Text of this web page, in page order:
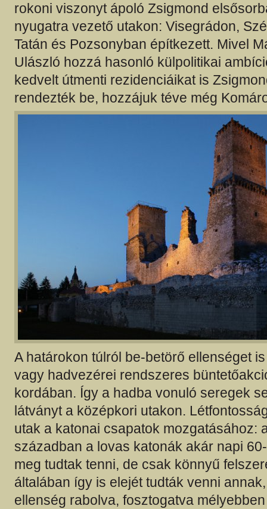
rokoni viszonyt ápoló Zsigmond
nyugatra vezető utakon: Visegrádon,
Tatán és Pozsonyban építkezett. Mivel
Ulászló hozzá hasonló külpolitikai
kedvelt útmenti rezidenciáikat is
rendezték be, hozzájuk téve még
A határokon túlról be-betörő ellenséget
vagy hadvezérei rendszeres
kordában. Így a hadba vonuló seregek
látványt a középkori utakon.
utak a katonai csapatok mozgatásához:
században a lovas katonák akár napi
meg tudtak tenni, de csak könnyű
általában így is elejét tudták venni
ellenség rabolva, fosztogatva